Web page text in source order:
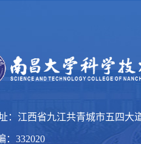
：江西省九江共青城市五四大
：332020